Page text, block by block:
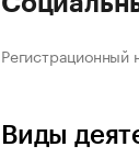
Виды